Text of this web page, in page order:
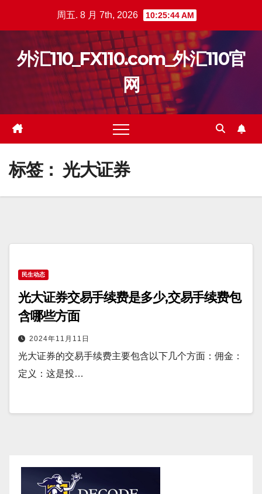
周五. 8 月 7th, 2026 10:25:45 AM
外汇110_FX110.com_外汇110官
网
标签： 光大证券
民生动态
光大证券交易手续费是多少,交易手续费包
含哪些方面
2024年11月11日
光大证券的交易手续费主要包含以下几个方面：佣金：
定义：这是投…